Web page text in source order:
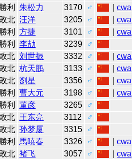
勝利 朱松力 3170 ♂ |cwa
敗北 汪洋 3205 ♂ |cwa
勝利 方捷 3101 ♂ |cwa
勝利 李劼 3239
♂
敗北 刘世振 3332 ♂ |cwa
敗北 杭天鹏 3133 ♂ |cwa
敗北 劉星 3356 ♂ |cwa
勝利 曹大元 3198 ♂ |cwa
勝利 董彦 3265
♂
敗北 王东亮 3112
♂
敗北 孙梦厦 3315
♂
勝利 馬暁春 3326 ♂ |cwa
敗北 褚飞 3057 ♂ |cwa